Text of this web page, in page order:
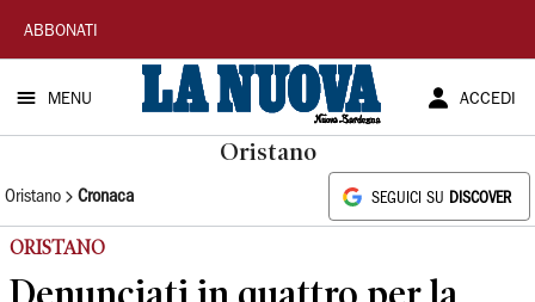
La
Nuova
Sardegna
ABBONATI
MENU ACCEDI
Oristano
Oristano Cronaca SEGUICI SU DISCOVER
ORISTANO
Denunciati in quattro per la